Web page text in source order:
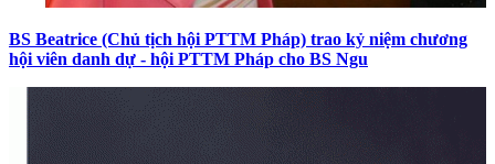
BS Beatrice (Chủ tịch hội PTTM Pháp) trao kỷ niệm chương
hội viên danh dự - hội PTTM Pháp cho BS Ngu